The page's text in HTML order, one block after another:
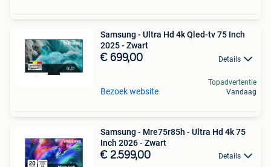
Samsung - Ultra Hd 4k Qled-tv 75 Inch
2025 - Zwart
€ 699,00 Details
Bezoek website
Topadvertentie
Vandaag
Samsung - Mre75r85h - Ultra Hd 4k 75
Inch 2026 - Zwart
€ 2.599,00 Details